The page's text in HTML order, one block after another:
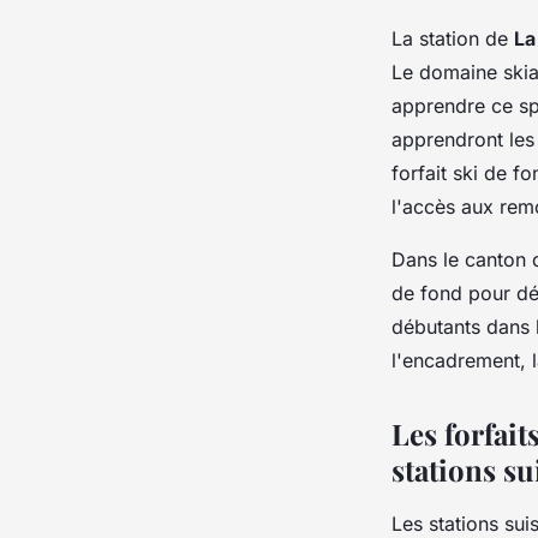
La station de
Le domaine
apprendre ce
apprendront
forfait ski de
l'accès aux
Dans le canton
de fond pour
débutants
l'encadrement,
Les
stations
Les stations